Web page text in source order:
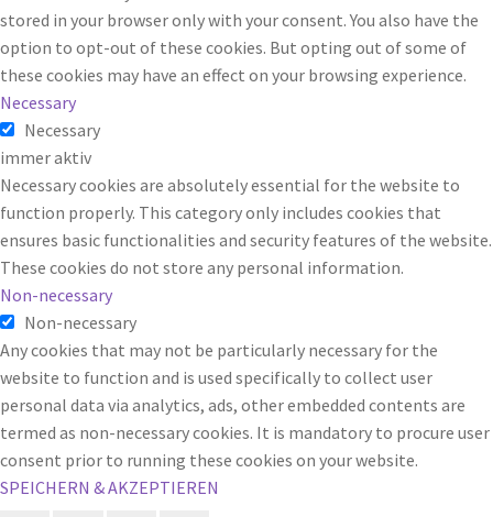
stored in your browser only with your consent. You also have the
option to opt-out of these cookies. But opting out of some of
these cookies may have an effect on your browsing experience.
Necessary
Necessary
immer aktiv
Necessary cookies are absolutely essential for the website to
function properly. This category only includes cookies that
ensures basic functionalities and security features of the website.
These cookies do not store any personal information.
Non-necessary
Non-necessary
Any cookies that may not be particularly necessary for the
website to function and is used specifically to collect user
personal data via analytics, ads, other embedded contents are
termed as non-necessary cookies. It is mandatory to procure user
consent prior to running these cookies on your website.
SPEICHERN & AKZEPTIEREN